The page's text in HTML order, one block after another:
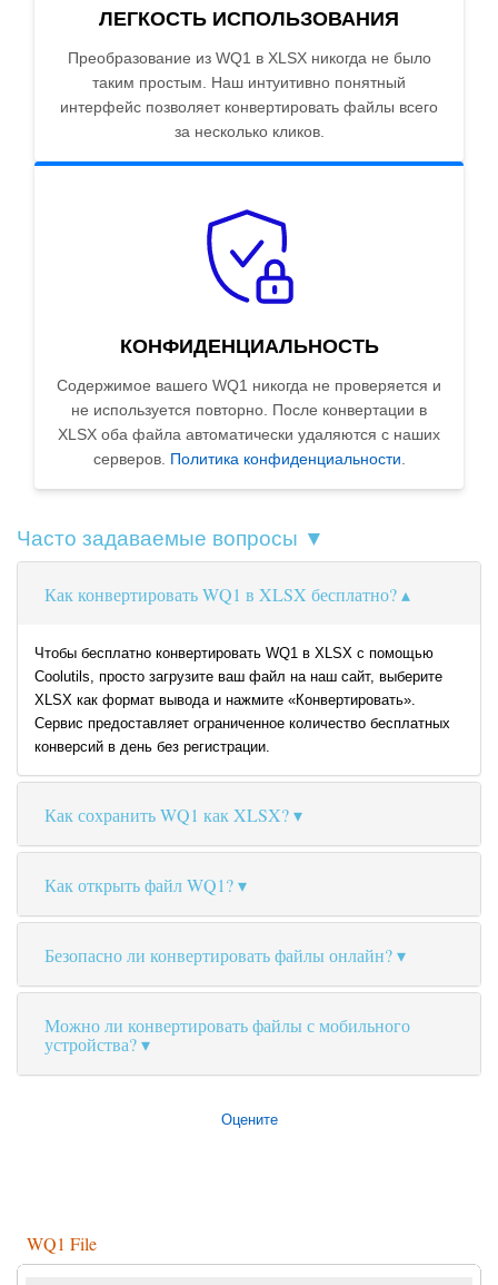
ЛЕГКОСТЬ ИСПОЛЬЗОВАНИЯ
Преобразование из WQ1 в XLSX никогда не было
таким простым. Наш интуитивно понятный
интерфейс позволяет конвертировать файлы всего
за несколько кликов.
КОНФИДЕНЦИАЛЬНОСТЬ
Содержимое вашего WQ1 никогда не проверяется и
не используется повторно. После конвертации в
XLSX оба файла автоматически удаляются с наших
серверов. Политика конфиденциальности.
Часто задаваемые вопросы ▼
Как конвертировать WQ1 в XLSX бесплатно?
Чтобы бесплатно конвертировать WQ1 в XLSX с помощью
Coolutils, просто загрузите ваш файл на наш сайт, выберите
XLSX как формат вывода и нажмите «Конвертировать».
Сервис предоставляет ограниченное количество бесплатных
конверсий в день без регистрации.
Как сохранить WQ1 как XLSX?
Как открыть файл WQ1?
Безопасно ли конвертировать файлы онлайн?
Можно ли конвертировать файлы с мобильного
устройства?
Оцените
WQ1 File